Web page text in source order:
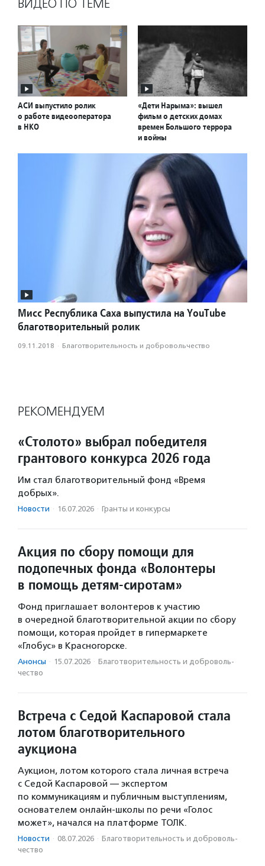
ВИДЕО ПО ТЕМЕ
АСИ выпустило ролик
о работе видеооператора
в НКО
«Дети Нарыма»: вышел
фильм о детских домах
времен Большого террора
и войны
Мисс Республика Саха выпустила на YouTube
благотворительный ролик
09.11.2018 · Благотвори­тель­ность и доброволь­чест­во
РЕКОМЕНДУЕМ
«Столото» выбрал победителя
грантового конкурса 2026 года
Им стал благотворительный фонд «Время
добрых».
Новости · 16.07.2026 · Гранты и конкурсы
Акция по сбору помощи для
подопечных фонда «Волонтеры
в помощь детям-сиротам»
Фонд приглашает волонтеров к участию
в очередной благотворительной акции по сбору
помощи, которая пройдет в гипермаркете
«Глобус» в Красногорске.
Анонсы · 15.07.2026 · Благотвори­тель­ность и доброволь­
чест­во
Встреча с Седой Каспаровой стала
лотом благотворительного
аукциона
Аукцион, лотом которого стала личная встреча
с Седой Каспаровой — экспертом
по коммуникациям и публичным выступлениям,
основателем онлайн-школы по речи «Голос
может», начался на платформе ТОЛК.
Новости · 08.07.2026 · Благотвори­тель­ность и доброволь­
чест­во